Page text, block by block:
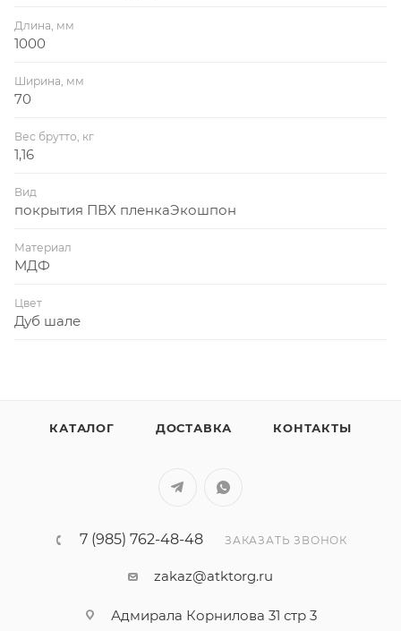
Длина, мм
1000
Ширина, мм
70
Вес брутто, кг
1,16
Вид
покрытия ПВХ пленкаЭкошпон
Материал
МДФ
Цвет
Дуб шале
КАТАЛОГ ДОСТАВКА КОНТАКТЫ
7 (985) 762-48-48 ЗАКАЗАТЬ ЗВОНОК
zakaz@atktorg.ru
Адмирала Корнилова 31 стр 3